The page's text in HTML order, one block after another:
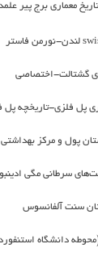
معماری برج پیر
گشتالت-اختصاصی
پل فلزی-تاریخچه پل
پول و مرکز
سرطانی مگی
سنت آلفانسوس
دانشگاه